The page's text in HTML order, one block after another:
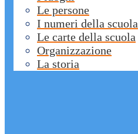
Le persone
I numeri della scuola
Le carte della scuola
Organizzazione
La storia